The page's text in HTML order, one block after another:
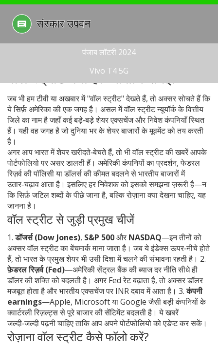
पंजाब लॉटरी 2024
Vivo T4 5G
वॉल स्ट्रीट क्या है? आसान समझ
जब भी हम टीवी या अखबार में "वॉल स्ट्रीट" देखते हैं, तो अक्सर सोचते हैं कि
ये सिर्फ़ अमेरिका की एक जगह है। असल में वॉल स्ट्रीट न्यूयॉर्क के वित्तीय
जिले का नाम है जहाँ कई बड़े‑बड़े शेयर एक्सचेंज और निवेश कंपनियाँ स्थित
हैं। यही वह जगह है जो दुनिया भर के शेयर बाजारों के मूवमेंट को तय करती
है।
अगर आप भारत में शेयर खरीदते‑बेचते हैं, तो भी वॉल स्ट्रीट की खबरें आपके
पोर्टफोलियो पर असर डालती हैं। अमेरिकी कंपनियों का प्रदर्शन, फेडरल
रिज़र्व की पॉलिसी या डॉलर्स की कीमत बदलने से भारतीय बाजारों में
उतार‑चढ़ाव आता है। इसलिए हर निवेशक को इसको समझना ज़रूरी है—न
कि सिर्फ़ जटिल शब्दों के पीछे जाना है, बल्कि रोज़ाना क्या देखना चाहिए, यह
जानना है।
वॉल स्ट्रीट से जुड़ी प्रमुख चीजें
1.डॉजर्स (Dow Jones), S&P 500और NASDAQ—इन तीनों को
अक्सर वॉल स्ट्रीट का बेंचमार्क माना जाता है। जब ये इंडेक्स ऊपर‑नीचे होते
हैं, तो भारत के प्रमुख शेयर भी उसी दिशा में चलने की संभावना रहती है। 2.
फ़ेडरल रिज़र्व (Fed)—अमेरिकी सेंट्रल बैंक की ब्याज दर नीति सीधे ही
डॉलर की शक्ति को बदलती है। अगर Fed रेट बढ़ाता है, तो अक्सर डॉलर
मजबूत होता है और भारतीय एक्सचेंज पर INR दबाव में आता है। 3.कंपनी
earnings—Apple, Microsoft या Google जैसी बड़ी कंपनियों के
क्वार्टरली रिज़ल्ट्स से पूरे बाजार की सेंटिमेंट बदलती है। ये खबरें
जल्दी‑जल्दी पढ़नी चाहिए ताकि आप अपने पोर्टफोलियो को एडेप्ट कर सकें।
रोज़ाना वॉल स्ट्रीट कैसे फॉलो करें?